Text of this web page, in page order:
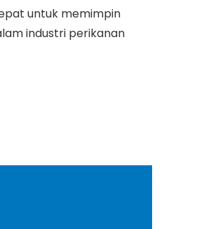
untuk memimpin
industri perikanan